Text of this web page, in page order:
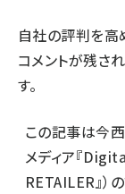
自社の評判を高
コメントが残さ
す。
この記事は今
メディア『
RETAILER』）